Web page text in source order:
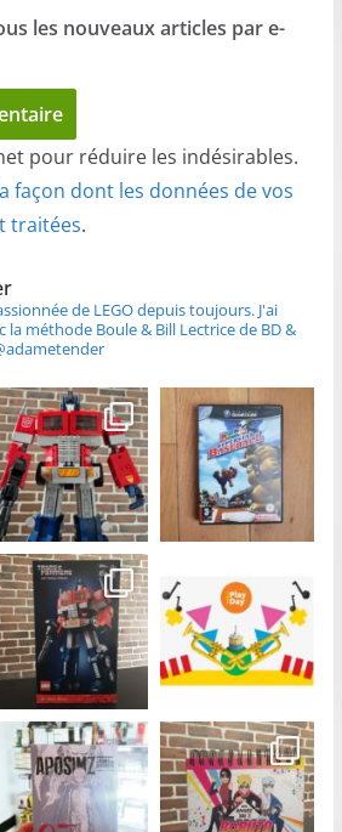
les nouveaux articles par e-
pour réduire les indésirables.
façon dont les données de vos
traitées.
de LEGO depuis toujours.J'ai
la méthode Boule & Bill Lectrice de BD &